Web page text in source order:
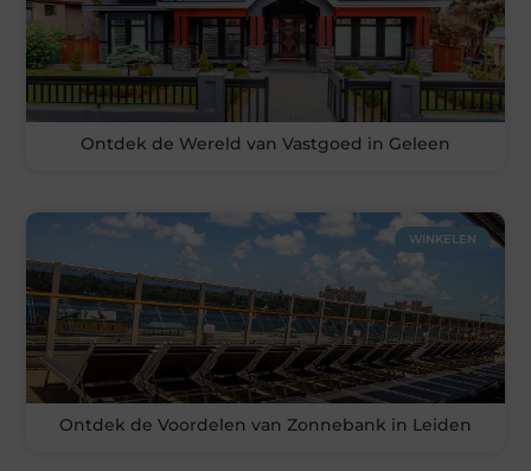
Ontdek de Wereld van Vastgoed in Geleen
WINKELEN
Ontdek de Voordelen van Zonnebank in Leiden